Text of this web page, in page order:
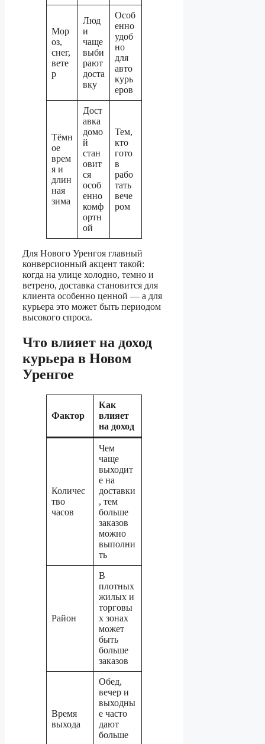
Мор
оз,
снег,
вете
р
Люд
и
чаще
выби
рают
доста
вку
Особ
енно
удоб
но
для
авто
курь
еров
Тёмн
ое
врем
я и
длин
ная
зима
Дост
авка
домо
й
стан
овит
ся
особ
енно
комф
ортн
ой
Тем,
кто
гото
в
рабо
тать
вече
ром
Для Нового Уренгоя главный
конверсионный акцент такой:
когда на улице холодно, темно и
ветрено, доставка становится для
клиента особенно ценной — а для
курьера это может быть периодом
высокого спроса.
Что влияет на доход
курьера в Новом
Уренгое
Фактор
Как
влияет
на доход
Количес
тво
часов
Чем
чаще
выходит
е на
доставки
, тем
больше
заказов
можно
выполни
ть
Район
В
плотных
жилых и
торговы
х зонах
может
быть
больше
заказов
Время
выхода
Обед,
вечер и
выходны
е часто
дают
больше